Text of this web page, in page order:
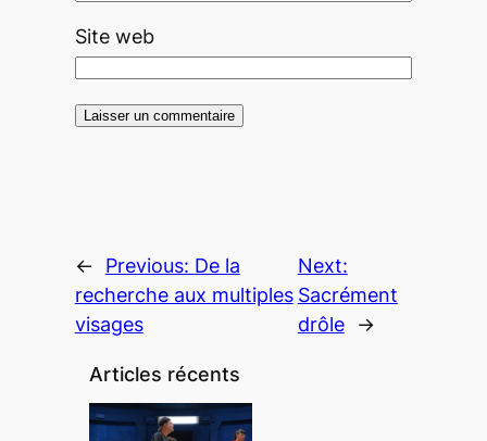
Site web
← Previous: De la
recherche aux multiples
visages
Next:
Sacrément
drôle
→
Articles récents